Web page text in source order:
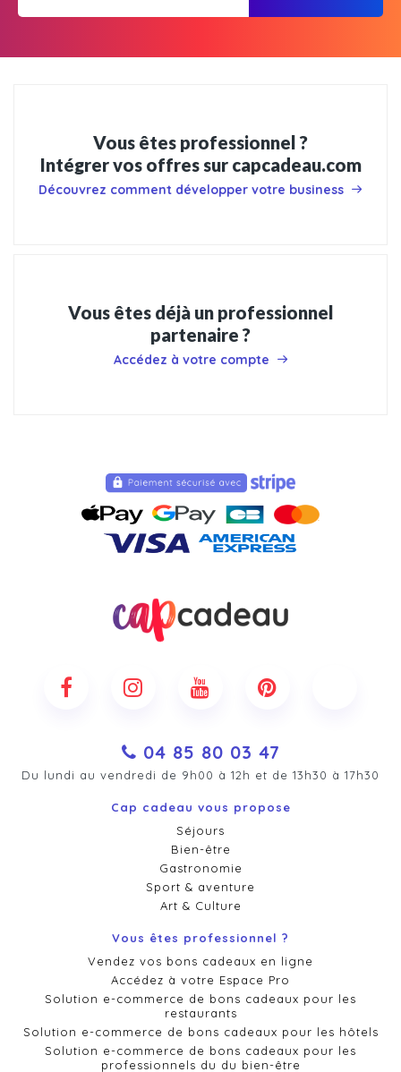
Vous êtes professionnel ?
Intégrer vos offres sur capcadeau.com
Découvrez comment développer votre business
Vous êtes déjà un professionnel
partenaire ?
Accédez à votre compte
04 85 80 03 47
Du lundi au vendredi de 9h00 à 12h et de 13h30 à 17h30
Cap cadeau vous propose
Séjours
Bien-être
Gastronomie
Sport & aventure
Art & Culture
Vous êtes professionnel ?
Vendez vos bons cadeaux en ligne
Accédez à votre Espace Pro
Solution e-commerce de bons cadeaux pour les
restaurants
Solution e-commerce de bons cadeaux pour les hôtels
Solution e-commerce de bons cadeaux pour les
professionnels du du bien-être